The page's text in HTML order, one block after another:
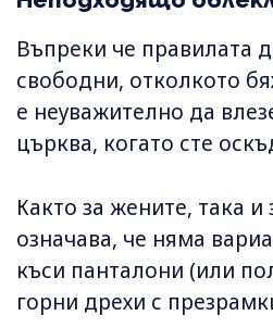
Въпреки че правилата
свободни, отколкото
е неуважително да
църква, когато сте
Както за жените, така
означава, че няма
къси панталони (или
горни дрехи с